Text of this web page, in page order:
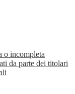
o incompleta
da parte dei titolari